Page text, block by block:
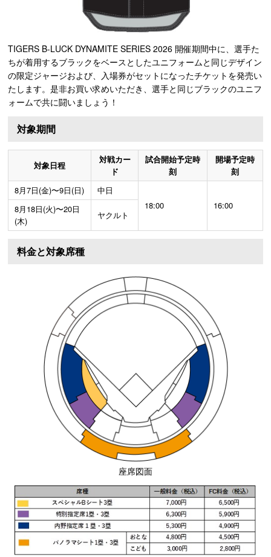
TIGERS B-LUCK DYNAMITE SERIES 2026 開催期間中に、選手た
ちが着用するブラックをベースとしたユニフォームと同じデザイン
の限定ジャージおよび、入場券がセットになったチケットを発売い
たします。是非お買い求めいただき、選手と同じブラックのユニフ
ォームで共に闘いましょう！
対象期間
対象日程
対戦カー
ド
試合開始予定時
刻
開場予定時
刻
8月7日(金)〜9日(日)
中日
18:00
16:00
8月18日(火)〜20日
(木)
ヤクルト
料金と対象席種
座席図面